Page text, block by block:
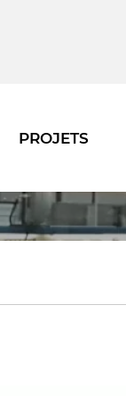
PROJETS